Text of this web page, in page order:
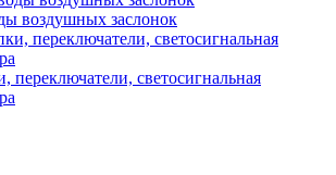
воздушных заслонок
переключатели, светосигнальная